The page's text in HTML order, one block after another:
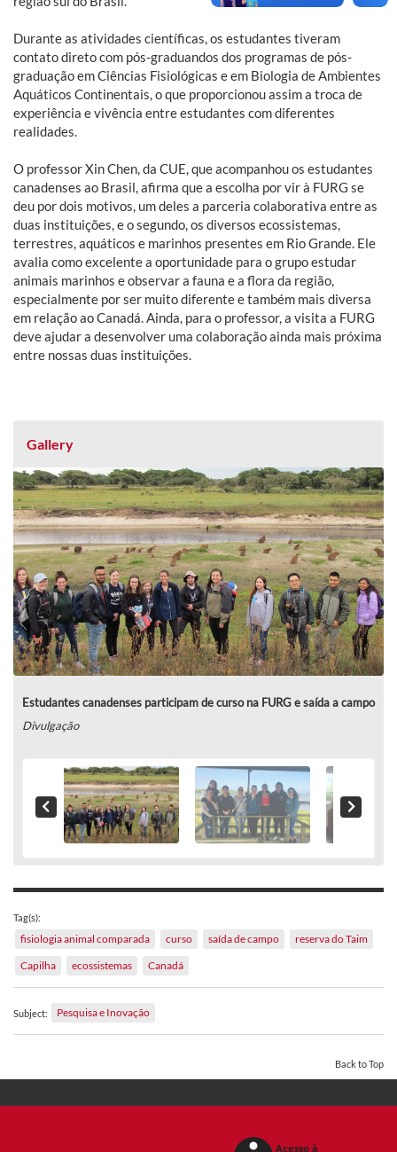
Durante as atividades científicas, os estudantes tiveram
contato direto com pós-graduandos dos programas de pós-
graduação em Ciências Fisiológicas e em Biologia de Ambientes
Aquáticos Continentais, o que proporcionou assim a troca de
experiência e vivência entre estudantes com diferentes
realidades.
O professor Xin Chen, da CUE, que acompanhou os estudantes
canadenses ao Brasil, afirma que a escolha por vir à FURG se
deu por dois motivos, um deles a parceria colaborativa entre as
duas instituições, e o segundo, os diversos ecossistemas,
terrestres, aquáticos e marinhos presentes em Rio Grande. Ele
avalia como excelente a oportunidade para o grupo estudar
animais marinhos e observar a fauna e a flora da região,
especialmente por ser muito diferente e também mais diversa
em relação ao Canadá. Ainda, para o professor, a visita a FURG
deve ajudar a desenvolver uma colaboração ainda mais próxima
entre nossas duas instituições.
Gallery
Estudantes canadenses participam de curso na FURG e saída a campo
Divulgação
Tag(s):
fisiologia animal comparada curso saída de campo
reserva do Taim
Capilha
ecossistemas Canadá
Subject: Pesquisa e Inovação
Back to Top